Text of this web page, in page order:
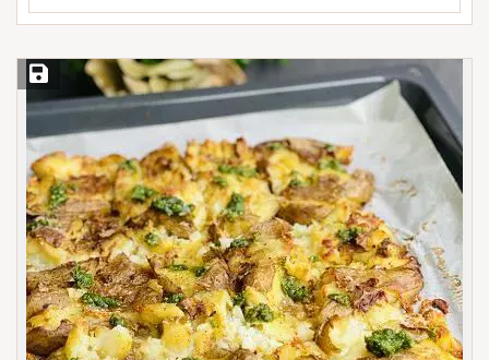
Save Recipe